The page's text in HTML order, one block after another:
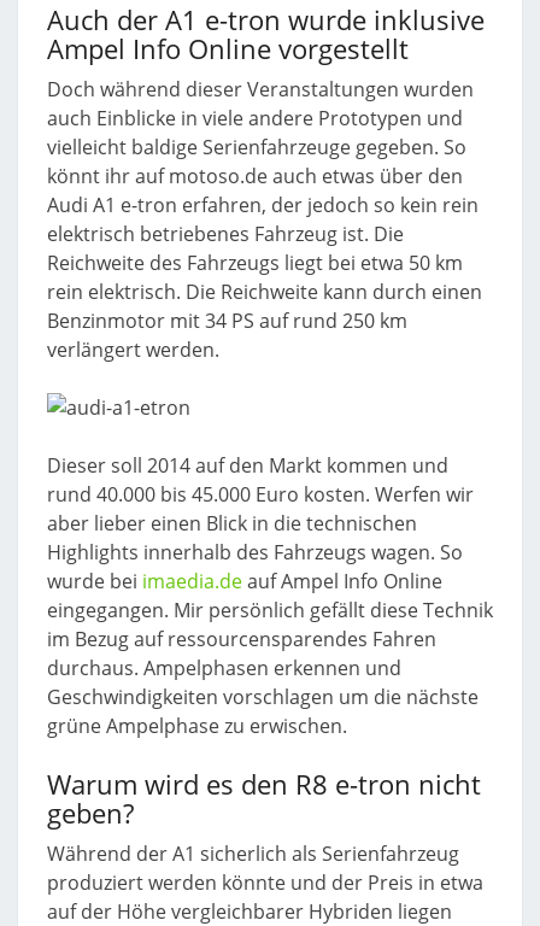
Auch der A1 e-tron wurde inklusive
Ampel Info Online vorgestellt
Doch während dieser Veranstaltungen wurden
auch Einblicke in viele andere Prototypen und
vielleicht baldige Serienfahrzeuge gegeben. So
könnt ihr auf motoso.de auch etwas über den
Audi A1 e-tron erfahren, der jedoch so kein rein
elektrisch betriebenes Fahrzeug ist. Die
Reichweite des Fahrzeugs liegt bei etwa 50 km
rein elektrisch. Die Reichweite kann durch einen
Benzinmotor mit 34 PS auf rund 250 km
verlängert werden.
Dieser soll 2014 auf den Markt kommen und
rund 40.000 bis 45.000 Euro kosten. Werfen wir
aber lieber einen Blick in die technischen
Highlights innerhalb des Fahrzeugs wagen. So
wurde bei imaedia.deauf Ampel Info Online
eingegangen. Mir persönlich gefällt diese Technik
im Bezug auf ressourcensparendes Fahren
durchaus. Ampelphasen erkennen und
Geschwindigkeiten vorschlagen um die nächste
grüne Ampelphase zu erwischen.
Warum wird es den R8 e-tron nicht
geben?
Während der A1 sicherlich als Serienfahrzeug
produziert werden könnte und der Preis in etwa
auf der Höhe vergleichbarer Hybriden liegen